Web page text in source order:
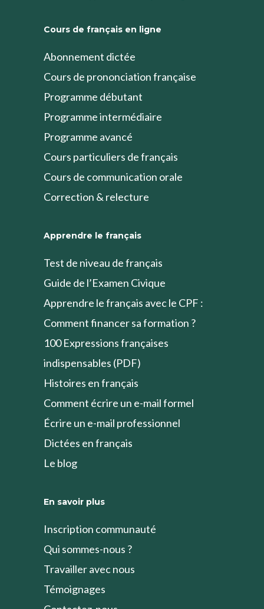
Cours de français en ligne
Abonnement dictée
Cours de prononciation française
Programme débutant
Programme intermédiaire
Programme avancé
Cours particuliers de français
Cours de communication orale
Correction & relecture
Apprendre le français
Test de niveau de français
Guide de l’Examen Civique
Apprendre le français avec le CPF :
Comment financer sa formation ?
100 Expressions françaises
indispensables (PDF)
Histoires en français
Comment écrire un e-mail formel
Écrire un e-mail professionnel
Dictées en français
Le blog
En savoir plus
Inscription communauté
Qui sommes-nous ?
Travailler avec nous
Témoignages